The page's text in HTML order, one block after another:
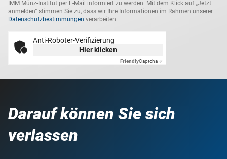
IMM Münz-Institut per E-Mail informiert zu werden. Mit dem Klick auf „Jetzt
anmelden“ stimmen Sie zu, dass wir Ihre Informationen im Rahmen unserer
Datenschutzbestimmungen verarbeiten.
Anti-Roboter-Verifizierung
Hier klicken
FriendlyCaptcha ⇗
Darauf können Sie sich
verlassen